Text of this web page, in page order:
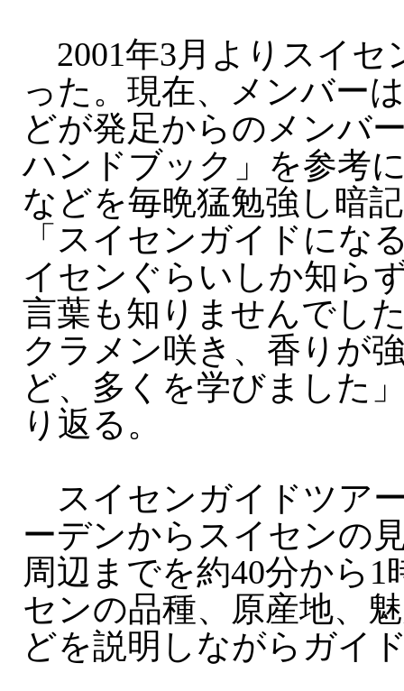
2001年3月よりスイセ
った。現在、メンバー
どが発足からのメンバ
ハンドブック」を参考
などを毎晩猛勉強し暗
「スイセンガイドにな
イセンぐらいしか知ら
言葉も知りませんでし
クラメン咲き、香りが
ど、多くを学びました
り返る。
スイセンガイドツア
ーデンからスイセンの
周辺までを約40分から1
センの品種、原産地、
どを説明しながらガイ